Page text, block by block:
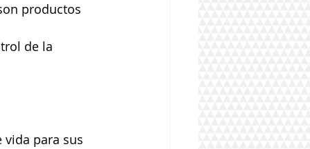
productos
de la
para sus